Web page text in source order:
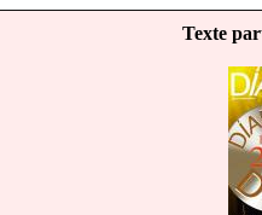
Texte